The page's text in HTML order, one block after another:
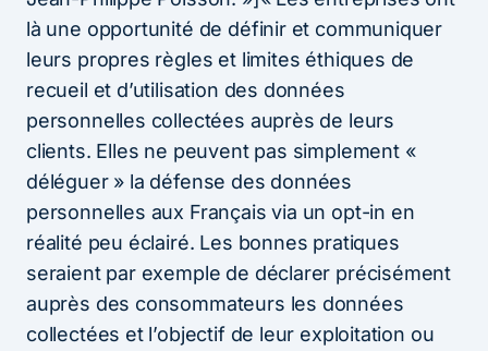
là une opportunité de définir et communiquer
leurs propres règles et limites éthiques de
recueil et d’utilisation des données
personnelles collectées auprès de leurs
clients. Elles ne peuvent pas simplement «
déléguer » la défense des données
personnelles aux Français via un opt-in en
réalité peu éclairé. Les bonnes pratiques
seraient par exemple de déclarer précisément
auprès des consommateurs les données
collectées et l’objectif de leur exploitation ou